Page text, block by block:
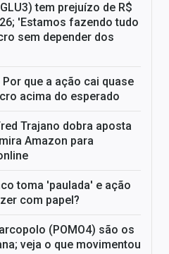
tem prejuízo de R$
'Estamos fazendo tudo
sem depender dos
Por que a ação cai quase
acima do esperado
Trajano dobra aposta
Amazon para
toma 'paulada' e ação
com papel?
(POMO4) são os
veja o que movimentou